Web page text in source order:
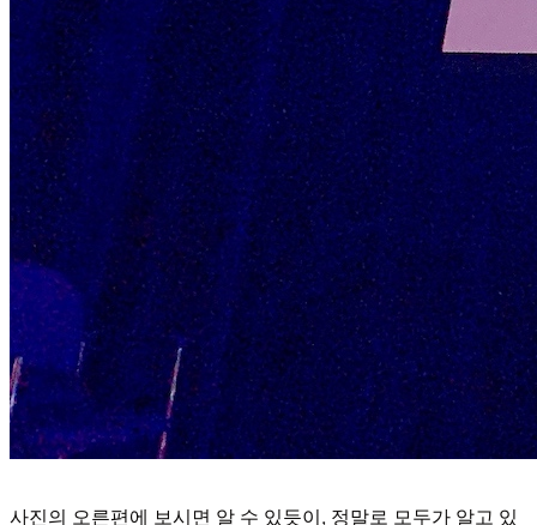
사진의 오른편에 보시면 알 수 있듯이, 정말로 모두가 알고 있